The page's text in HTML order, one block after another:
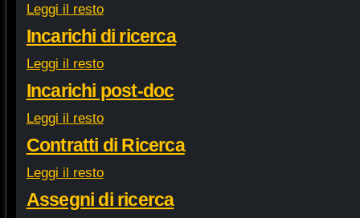
Leggi il resto
Incarichi di ricerca
Leggi il resto
Incarichi post-doc
Leggi il resto
Contratti di Ricerca
Leggi il resto
Assegni di ricerca